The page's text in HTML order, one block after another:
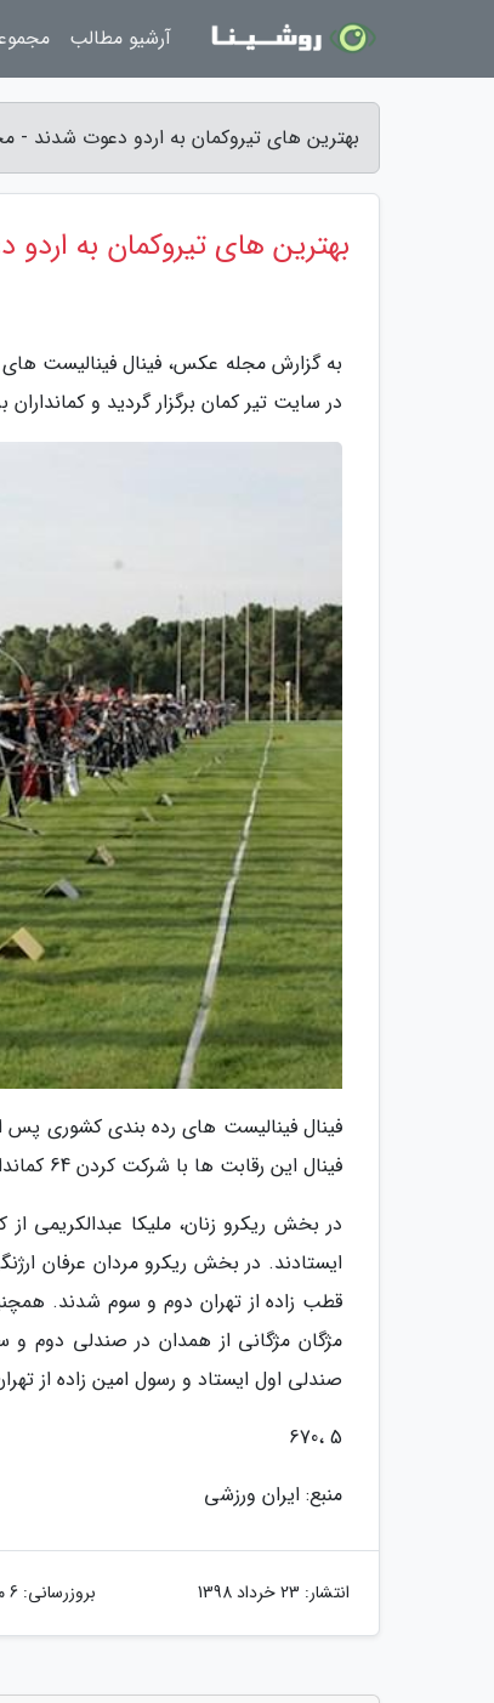
بهترین های تیروکمان به اردو دعوت شدند
بهترین های تیروکمان به
در سایت تیر کمان برگزار گردید و کمانداران برتر
فینال این رقابت ها با شرکت کردن 64 کماندار در سایت تیرکمان برگزار گردید و در انتها کمانداران برتر سال 97 معرفی شدند.
در بخش ریکرو زنان، ملیکا عبدالکریمی
ایستادند. در بخش ریکرو مردان عرفان
قطب زاده از تهران دوم و سوم شدند.
مژگان مژگانی از همدان در صندلی دوم و
صندلی اول ایستاد و رسول امین زاده از
5 ،670
منبع: ایران ورزشی
انتشار: 23 خرداد 1398 بروزرسانی: 6 مهر 1399
آرشیو مطالب